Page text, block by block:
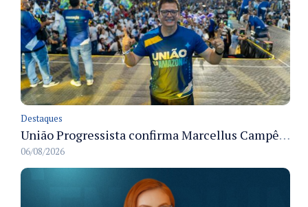
Destaques
União Progressista confirma Marcellus Campêlo como candidato a deputado estadual
06/08/2026